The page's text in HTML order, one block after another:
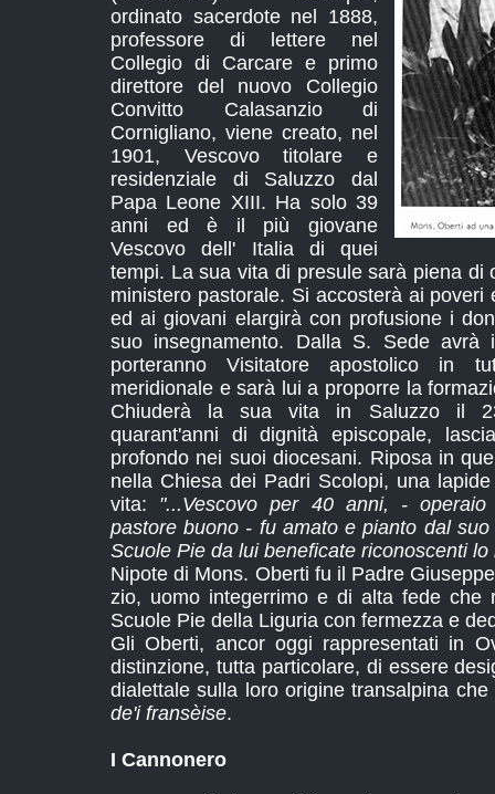
ordinato sacerdote nel 1888,
professore di lettere nel
Collegio di Carcare e primo
direttore del nuovo Collegio
Convitto Calasanzio di
Cornigliano, viene creato, nel
1901, Vescovo titolare e
residenziale di Saluzzo dal
Papa Leone XIII. Ha solo 39
anni ed è il più giovane
Vescovo dell' Italia di quei
tempi. La sua vita di presule sarà piena di
ministero pastorale. Si accosterà ai
ed ai giovani elargirà con profusione i
suo insegnamento. Dalla S. Sede
porteranno Visitatore apostolico in
meridionale e sarà lui a proporre la
Chiuderà la sua vita in Saluzzo il
quarant'anni di dignità episcopale,
profondo nei suoi diocesani. Riposa in
nella Chiesa dei Padri Scolopi, una
vita: "...Vescovo per 40 anni, -
pastore buono - fu amato e pianto dal
Scuole Pie da lui beneficate riconoscenti lo
Nipote di Mons. Oberti fu il Padre
zio, uomo integerrimo e di alta fede che
Scuole Pie della Liguria con fermezza e
Gli Oberti, ancor oggi rappresentati in
distinzione, tutta particolare, di essere
dialettale sulla loro origine transalpina
de'i fransèise.
I Cannonero